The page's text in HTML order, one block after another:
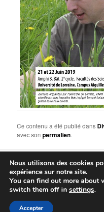
Ce contenu a été publié dans
avec sonpermalien.
Fièrement
Nous utilisons des cookies
expérience sur notre site.
You can find out more about
switch them off in settings.
Accepter